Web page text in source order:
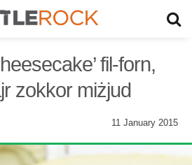
fil-forn,
zokkor miżjud
11 January 2015